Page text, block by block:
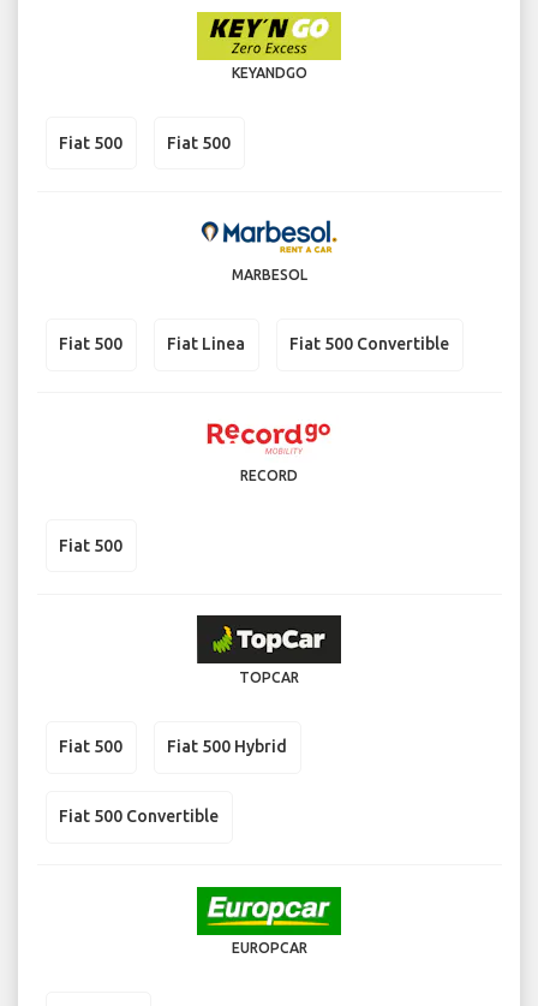
KEYANDGO
Fiat 500 Fiat 500
MARBESOL
Fiat 500 Fiat Linea Fiat 500 Convertible
RECORD
Fiat 500
TOPCAR
Fiat 500 Fiat 500 Hybrid
Fiat 500 Convertible
EUROPCAR